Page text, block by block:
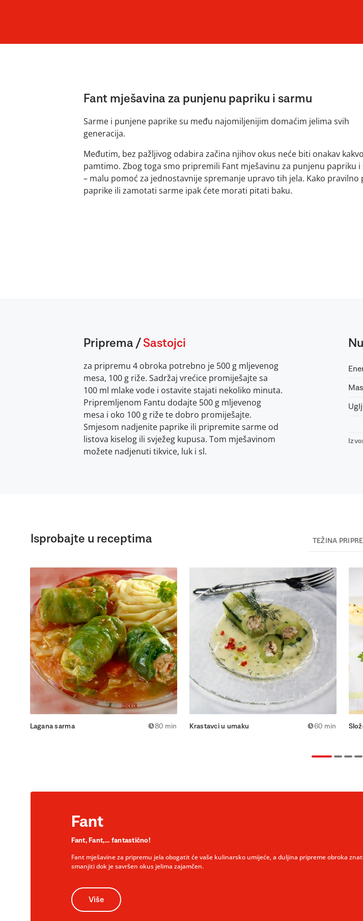
Fant mješavina za punjenu papriku i sarmu
Sarme i punjene paprike su među najomiljenijim domaćim jelima svih
generacija.
Međutim, bez pažljivog odabira začina njihov okus neće biti onakav
pamtimo. Zbog toga smo pripremili Fant mješavinu za punjenu papriku i
– malu pomoć za jednostavnije spremanje upravo tih jela. Kako pravilno
paprike ili zamotati sarme ipak ćete morati pitati baku.
Priprema / Sastojci
za pripremu 4 obroka potrebno je 500 g mljevenog
mesa, 100 g riže. Sadržaj vrećice promiješajte sa
100 ml mlake vode i ostavite stajati nekoliko minuta.
Pripremljenom Fantu dodajte 500 g mljevenog
mesa i oko 100 g riže te dobro promiješajte.
Smjesom nadjenite paprike ili pripremite sarme od
listova kiselog ili svježeg kupusa. Tom mješavinom
možete nadjenuti tikvice, luk i sl.
Isprobajte u receptima TEŽINA
Lagana sarma 80 min Krastavci u umaku 60 min
Fant
Fant, Fant,... fantastično!
Fant mješavine za pripremu jela obogatit će vaše kulinarsko umijeće, a duljina pripreme obroka
smanjiti dok je savršen okus jelima zajamčen.
Više